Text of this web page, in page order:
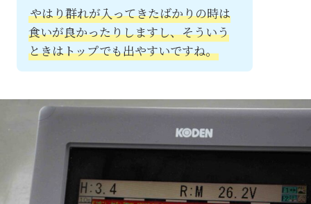
やはり群れが入ってきたばかりの時は
食いが良かったりしますし、そういう
ときはトップでも出やすいですね。